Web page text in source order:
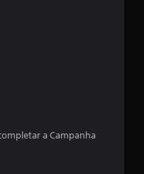
a Campanha